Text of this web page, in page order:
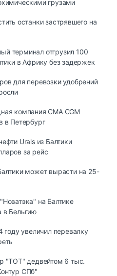
грузами
останки застрявшего на
терминал отгрузил 100
в Африку без задержек
для перевозки удобрений
компания CMA CGM
в Петербург
Urals из Балтики
за рейс
может вырасти на 25-
на Балтике
в Бельгию
году увеличил перевалку
"ТОТ" дедвейтом 6 тыс.
СПб"